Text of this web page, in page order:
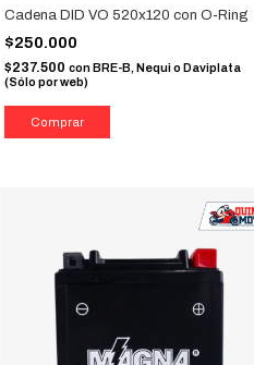
Cadena DID VO 520x120 con O-Ring
$250.000
$237.500 con BRE-B, Nequi o Daviplata
(Sólo por web)